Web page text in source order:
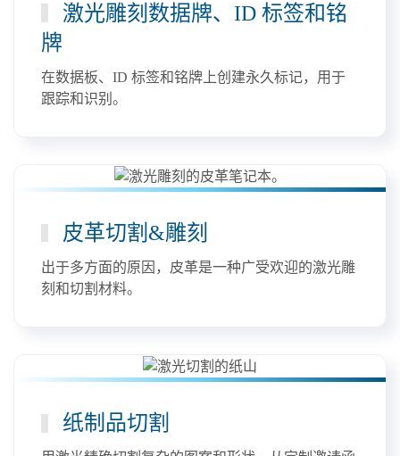
激光雕刻数据牌、ID 标签和铭
牌
在数据板、ID 标签和铭牌上创建永久标记，用于
跟踪和识别。
皮革切割&雕刻
出于多方面的原因，皮革是一种广受欢迎的激光雕
刻和切割材料。
纸制品切割